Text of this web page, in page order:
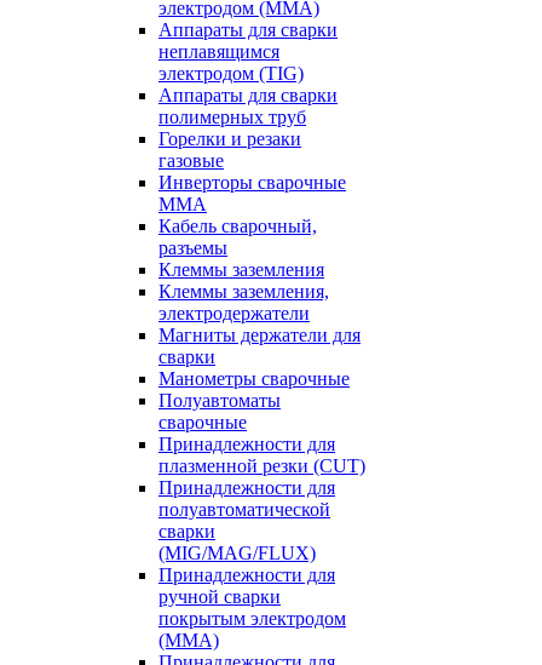
электродом (MMA)
Аппараты для сварки
неплавящимся
электродом (TIG)
Аппараты для сварки
полимерных труб
Горелки и резаки
газовые
Инверторы сварочные
ММА
Кабель сварочный,
разъемы
Клеммы заземления
Клеммы заземления,
электродержатели
Магниты держатели для
сварки
Манометры сварочные
Полуавтоматы
сварочные
Принадлежности для
плазменной резки (CUT)
Принадлежности для
полуавтоматической
сварки
(MIG/MAG/FLUX)
Принадлежности для
ручной сварки
покрытым электродом
(MMA)